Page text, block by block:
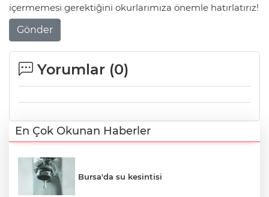
içermemesi gerektiğini okurlarımıza önemle hatırlatırız!
Gönder
Yorumlar (0)
En Çok Okunan Haberler
Bursa'da su kesintisi